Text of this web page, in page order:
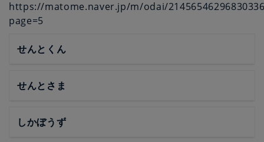
https://matome.naver.jp/m/odai/
page=5
せんとくん
せんとさま
しかぼうず